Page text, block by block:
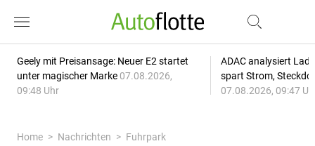
Geely mit Preisansage: Neuer E2 startet
unter magischer Marke 07.08.2026,
09:48 Uhr
ADAC analysiert
spart Strom,
07.08.2026, 09:47
Home Nachrichten
Fuhrpark